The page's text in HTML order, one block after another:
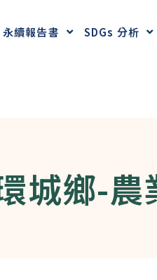
永續報告書 SDGs 分析
城鄉-